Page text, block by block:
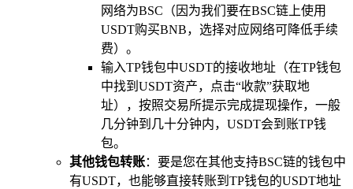
网络为BSC（因为我们要在BSC链上使用
USDT购买BNB，选择对应网络可降低手续
费）。
输入TP钱包中USDT的接收地址（在TP钱包
中找到USDT资产，点击“收款”获取地
址），按照交易所提示完成提现操作，一般
几分钟到几十分钟内，USDT会到账TP钱
包。
其他钱包转账：要是您在其他支持BSC链的钱包中
有USDT，也能够直接转账到TP钱包的USDT地址